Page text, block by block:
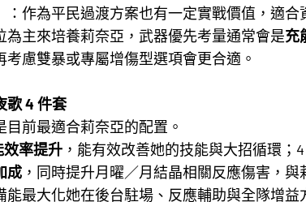
：作為平民過渡方案也有一定實戰價值，適合
為主來培養莉奈亞，武器優先考量通常會是充
考慮雙暴或專屬增傷型選項會更合適。
歌 4 件套
前最適合莉奈亞的配置。
效率提升 ，能有效改善她的技能與大招循環
成 ，同時提升月曜／月結晶相關反應傷害，
能最大化她在後台駐場、反應輔助與全隊增